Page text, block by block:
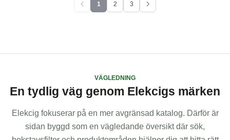
Föregående sida
1 2
3
Nästa sida
VÄGLEDNING
En tydlig väg genom Elekcigs märken
Elekcig fokuserar på en mer avgränsad katalog. Därför är
sidan byggd som en vägledande översikt där sök,